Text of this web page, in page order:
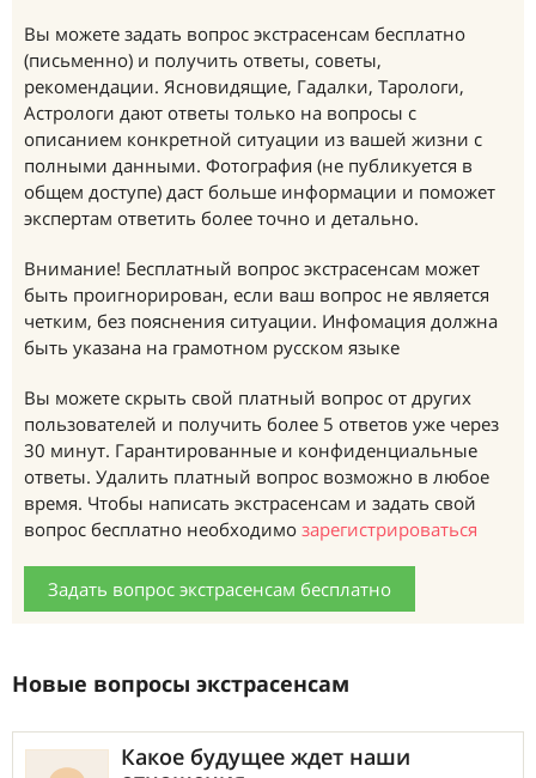
Вы можете задать вопрос экстрасенсам бесплатно
(письменно) и получить ответы, советы,
рекомендации. Ясновидящие, Гадалки, Тарологи,
Астрологи дают ответы только на вопросы с
описанием конкретной ситуации из вашей жизни с
полными данными. Фотография (не публикуется в
общем доступе) даст больше информации и поможет
экспертам ответить более точно и детально.
Внимание! Бесплатный вопрос экстрасенсам может
быть проигнорирован, если ваш вопрос не является
четким, без пояснения ситуации. Инфомация должна
быть указана на грамотном русском языке
Вы можете скрыть свой платный вопрос от других
пользователей и получить более 5 ответов уже через
30 минут. Гарантированные и конфиденциальные
ответы. Удалить платный вопрос возможно в любое
время. Чтобы написать экстрасенсам и задать свой
вопрос бесплатно необходимо зарегистрироваться
Задать вопрос экстрасенсам бесплатно
Новые вопросы экстрасенсам
Какое будущее ждет наши